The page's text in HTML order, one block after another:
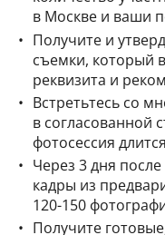
в Москве и ваши
Получите и
съемки, который
реквизита и
Встретьтесь со
в согласованной
фотосессия
Через 3 дня
кадры из
120-150
Получите